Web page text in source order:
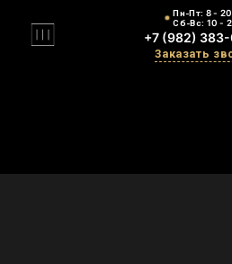
Пн-Пт: 8 - 20
Сб-Вс: 10 -
+7 (982)
Заказать